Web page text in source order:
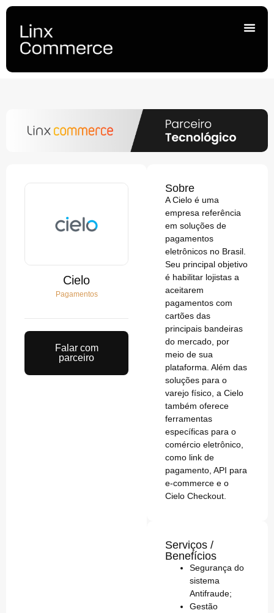
Cielo
Pagamentos
Falar com
parceiro
Sobre
A Cielo é uma
empresa referência
em soluções de
pagamentos
eletrônicos no Brasil.
Seu principal objetivo
é habilitar lojistas a
aceitarem
pagamentos com
cartões das
principais bandeiras
do mercado, por
meio de sua
plataforma. Além das
soluções para o
varejo físico, a Cielo
também oferece
ferramentas
específicas para o
comércio eletrônico,
como link de
pagamento, API para
e-commerce e o
Cielo Checkout.
Serviços /
Benefícios
Segurança do
sistema
Antifraude;
Gestão